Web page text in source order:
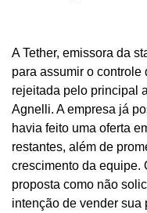
A Tether, emissora da
para assumir o
rejeitada pelo principal
Agnelli. A empresa já
havia feito uma oferta
restantes, além de
crescimento da equipe.
proposta como não
intenção de vender sua